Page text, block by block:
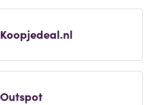
Koopjedeal.nl
Outspot